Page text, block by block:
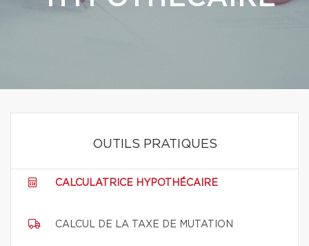
OUTILS PRATIQUES
CALCULATRICE HYPOTHÉCAIRE
CALCUL DE LA TAXE DE MUTATION